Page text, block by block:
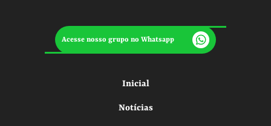
Acesse nosso grupo no Whatsapp
Inicial
Notícias